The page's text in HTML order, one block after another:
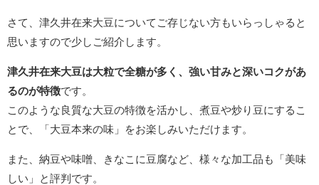
さて、津久井在来大豆についてご存じない方もいらっしゃると
思いますので少しご紹介します。
津久井在来大豆は大粒で全糖が多く、強い甘みと深いコクがあ
るのが特徴です。
このような良質な大豆の特徴を活かし、煮豆や炒り豆にするこ
とで、「大豆本来の味」をお楽しみいただけます。
また、納豆や味噌、きなこに豆腐など、様々な加工品も「美味
しい」と評判です。